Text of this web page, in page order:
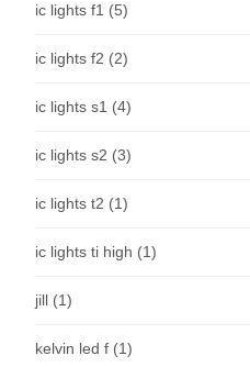
ic lights f1 (5)
ic lights f2 (2)
ic lights s1 (4)
ic lights s2 (3)
ic lights t2 (1)
ic lights ti high (1)
jill (1)
kelvin led f (1)